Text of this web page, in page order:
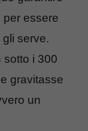
per essere
serve.
sotto i 300
gravitasse
un